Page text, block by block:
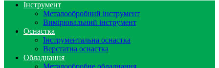
Інструмент
Металообробний інструмент
Вимірювальний інструмент
Оснастка
Інструментальна оснастка
Верстатна оснастка
Обладнання
Металообробне обладнання